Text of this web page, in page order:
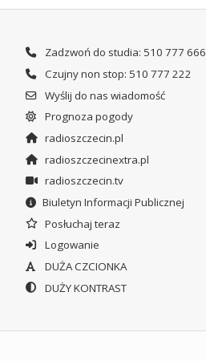
Zadzwoń do studia: 510 777 666
Czujny non stop: 510 777 222
Wyślij do nas wiadomość
Prognoza pogody
radioszczecin.pl
radioszczecinextra.pl
radioszczecin.tv
Biuletyn Informacji Publicznej
Posłuchaj teraz
Logowanie
DUŻA CZCIONKA
DUŻY KONTRAST